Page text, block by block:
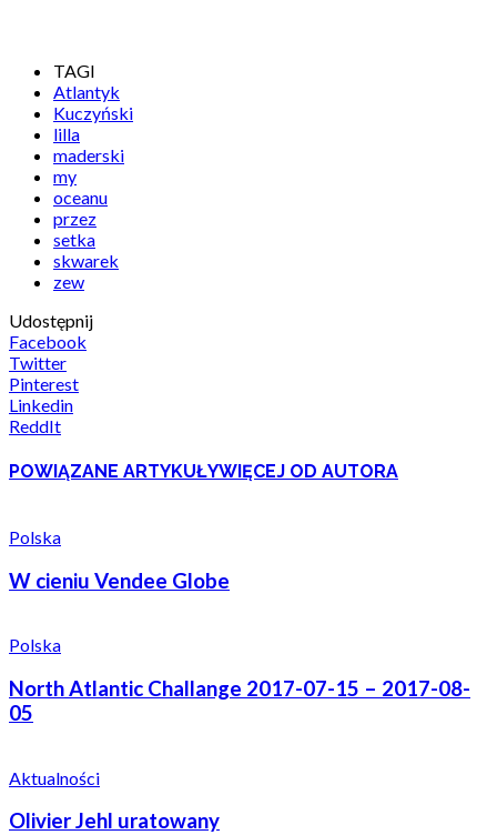
TAGI
Atlantyk
Kuczyński
lilla
maderski
my
oceanu
przez
setka
skwarek
zew
Udostępnij
Facebook
Twitter
Pinterest
Linkedin
ReddIt
POWIĄZANE ARTYKUŁYWIĘCEJ OD AUTORA
Polska
W cieniu Vendee Globe
Polska
North Atlantic Challange 2017-07-15 – 2017-08-
05
Aktualności
Olivier Jehl uratowany